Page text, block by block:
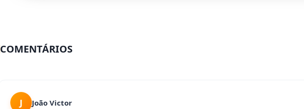
COMENTÁRIOS
J João Victor